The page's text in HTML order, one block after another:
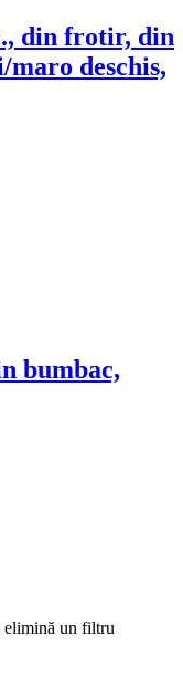
din frotir, din
deschis,
bumbac,
elimină un filtru